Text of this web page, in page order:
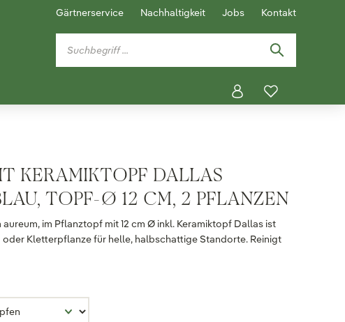
Gärtnerservice Nachhaltigkeit Jobs Kontakt
KERAMIKTOPF DALLAS
TOPF-Ø 12 CM, 2 PFLANZEN
im Pflanztopf mit 12 cm Ø inkl. Keramiktopf Dallas ist
Kletterpflanze für helle, halbschattige Standorte. Reinigt